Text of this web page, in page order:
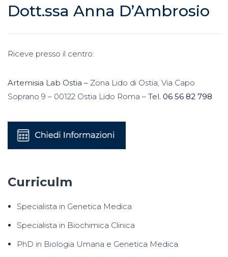
Dott.ssa Anna D’Ambrosio
Riceve presso il centro:
Artemisia Lab Ostia – Zona Lido di Ostia, Via Capo
Soprano 9 – 00122 Ostia Lido Roma – Tel. 06 56 82 798
Curriculm
Specialista in Genetica Medica
Specialista in Biochimica Clinica
PhD in Biologia Umana e Genetica Medica